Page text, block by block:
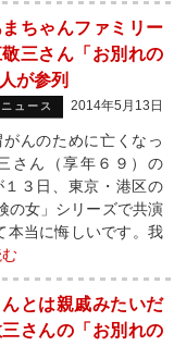
ちゃんファミリー
三さん「お別れの
が参列
ニュース 2014年5月13日
んのために亡くなっ
さん（享年６９）の
１３日、東京・港区の
女」シリーズで共演
本当に悔しいです。我
とは親戚みたいだ
さんの「お別れの